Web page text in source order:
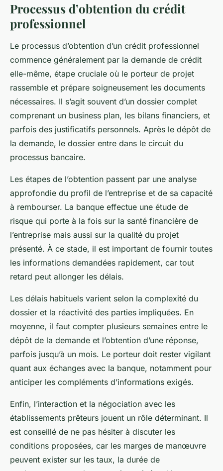
Processus d’obtention du crédit
professionnel
Le processus d’obtention d’un crédit professionnel
commence généralement par la demande de crédit
elle-même, étape cruciale où le porteur de projet
rassemble et prépare soigneusement les documents
nécessaires. Il s’agit souvent d’un dossier complet
comprenant un business plan, les bilans financiers, et
parfois des justificatifs personnels. Après le dépôt de
la demande, le dossier entre dans le circuit du
processus bancaire.
Les étapes de l’obtention passent par une analyse
approfondie du profil de l’entreprise et de sa capacité
à rembourser. La banque effectue une étude de
risque qui porte à la fois sur la santé financière de
l’entreprise mais aussi sur la qualité du projet
présenté. À ce stade, il est important de fournir toutes
les informations demandées rapidement, car tout
retard peut allonger les délais.
Les délais habituels varient selon la complexité du
dossier et la réactivité des parties impliquées. En
moyenne, il faut compter plusieurs semaines entre le
dépôt de la demande et l’obtention d’une réponse,
parfois jusqu’à un mois. Le porteur doit rester vigilant
quant aux échanges avec la banque, notamment pour
anticiper les compléments d’informations exigés.
Enfin, l’interaction et la négociation avec les
établissements prêteurs jouent un rôle déterminant. Il
est conseillé de ne pas hésiter à discuter les
conditions proposées, car les marges de manœuvre
peuvent exister sur les taux, la durée de